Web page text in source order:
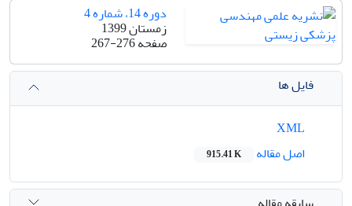
دوره 14، شماره 4
زمستان 1399
صفحه267-276
فایل ها
اصل مقاله
915.41 K